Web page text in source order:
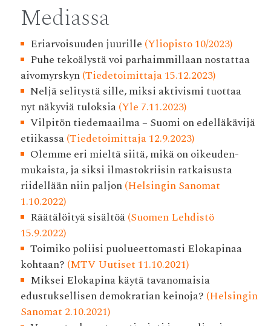
Mediassa
Eriarvoisuuden juurille (Yliopisto 10/2023)
Puhe tekoälystä voi parhaimmillaan nostattaa
aivomyrskyn(Tiedetoimittaja 15.12.2023)
Neljä selitystä sille, miksi aktivismi tuottaa
nyt näkyviä tuloksia(Yle 7.11.2023)
Vilpitön tiedemaailma – Suomi on edelläkävijä
etiikassa(Tiedetoimittaja 12.9.2023)
Olemme eri mieltä siitä, mikä on oikeuden­
mukaista, ja siksi ilmasto­kriisin ratkaisusta
riidellään niin paljon(Helsingin Sanomat
1.10.2022)
Räätälöityä sisältöä(Suomen Lehdistö
15.9.2022)
Toimiko poliisi puolueettomasti Elokapinaa
kohtaan? (MTV Uutiset 11.10.2021)
Miksei Elokapina käytä tavanomaisia
edustuksellisen demokratian keinoja? (Helsingin
Sanomat 2.10.2021)